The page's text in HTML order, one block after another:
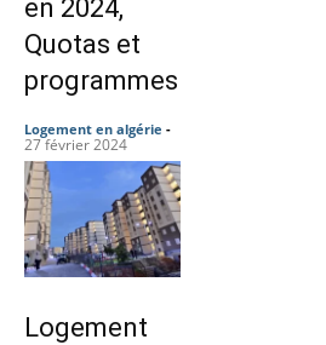
en 2024,
Quotas et
programmes
Logement en algérie -
27 février 2024
Logement